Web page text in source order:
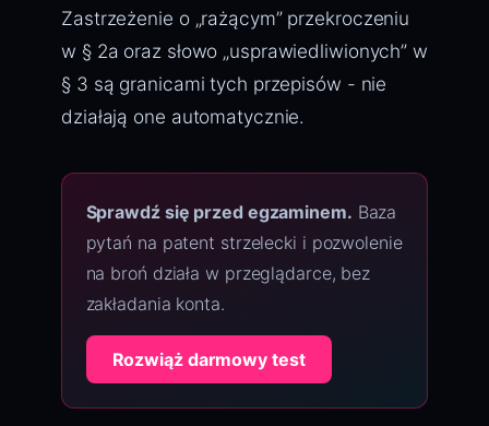
Zastrzeżenie o „rażącym” przekroczeniu
w § 2a oraz słowo „usprawiedliwionych” w
§ 3 są granicami tych przepisów - nie
działają one automatycznie.
Sprawdź się przed egzaminem. Baza
pytań na patent strzelecki i pozwolenie
na broń działa w przeglądarce, bez
zakładania konta.
Rozwiąż darmowy test